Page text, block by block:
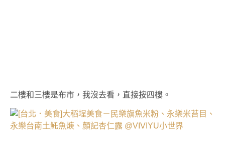
二樓和三樓是布市，我沒去看，直接按四樓。